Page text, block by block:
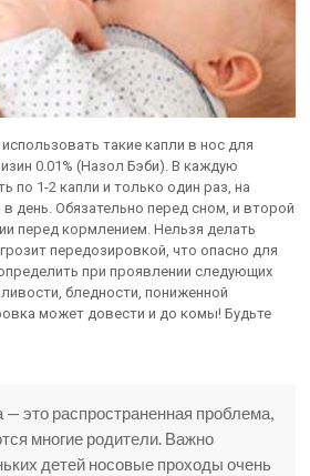
такие капли в нос для
0.01% (Назол Бэби). В каждую
по 1-2 капли и только один раз, на
в день. Обязательно перед сном, и второй
перед кормлением. Нельзя делать
передозировкой, что опасно для
при проявлении следующих
бледности, пониженной
может довести и до комы! Будьте
— это распространенная проблема,
многие родители. Важно
детей носовые проходы очень